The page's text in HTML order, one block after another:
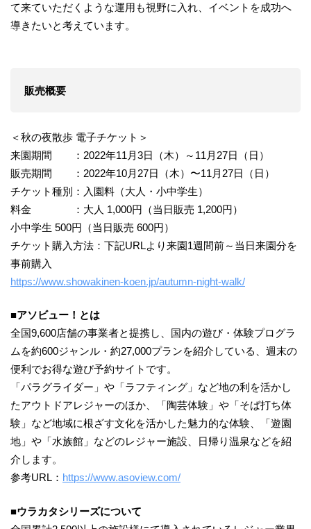
て来ていただくような運用も視野に入れ、イベントを成功へ
導きたいと考えています。
販売概要
＜秋の夜散歩 電子チケット＞
来園期間 ：2022年11月3日（木）～11月27日（日）
販売期間 ：2022年10月27日（木）〜11月27日（日）
チケット種別：入園料（大人・小中学生）
料金 ：大人 1,000円（当日販売 1,200円）
小中学生 500円（当日販売 600円）
チケット購入方法：下記URLより来園1週間前～当日来園分を
事前購入
https://www.showakinen-koen.jp/autumn-night-walk/
■アソビュー！とは
全国9,600店舗の事業者と提携し、国内の遊び・体験プログラ
ムを約600ジャンル・約27,000プランを紹介している、週末の
便利でお得な遊び予約サイトです。
「パラグライダー」や「ラフティング」など地の利を活かし
たアウトドアレジャーのほか、「陶芸体験」や「そば打ち体
験」など地域に根ざす文化を活かした魅力的な体験、「遊園
地」や「水族館」などのレジャー施設、日帰り温泉などを紹
介します。
参考URL： https://www.asoview.com/
■ウラカタシリーズについて